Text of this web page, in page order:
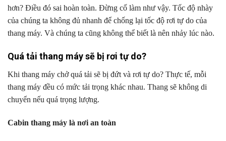
hơn? Điều đó sai hoàn toàn. Đừng cố làm như vậy. Tốc độ nhày
của chúng ta không đủ nhanh để chống lại tốc độ rơi tự do của
thang máy. Và chúng ta cũng không thể biết là nên nhảy lúc nào.
Quá tải thang máy sẽ bị rơi tự do?
Khi thang máy chở quá tải sẽ bị đứt và rơi tự do? Thực tế, mỗi
thang máy đều có mức tải trọng khác nhau. Thang sẽ không di
chuyển nếu quá trọng lượng.
Cabin thang máy là nơi an toàn